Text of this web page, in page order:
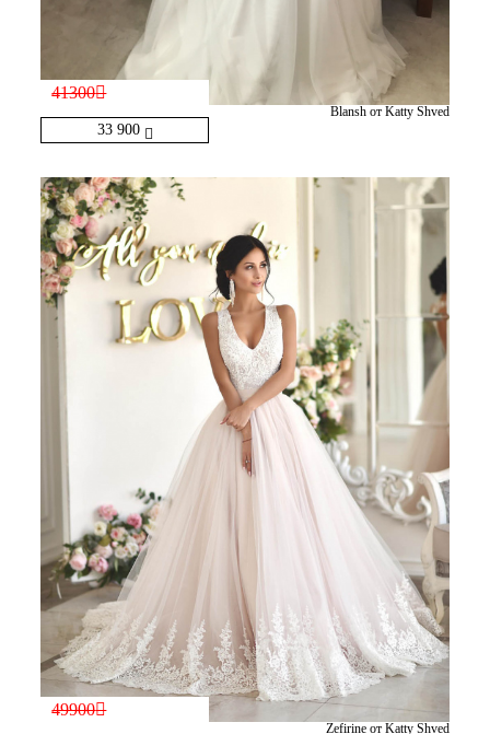
33 900
41300
Blansh от Katty Shved
49900
Zefirine от Katty Shved